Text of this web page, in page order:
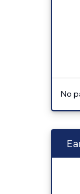
No